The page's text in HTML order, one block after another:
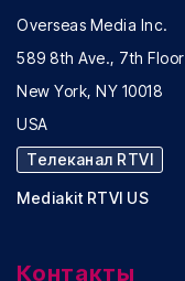
Overseas Media Inc.
589 8th Ave., 7th Floor
New York, NY 10018
USA
Телеканал RTVI
Mediakit RTVI US
Контакты